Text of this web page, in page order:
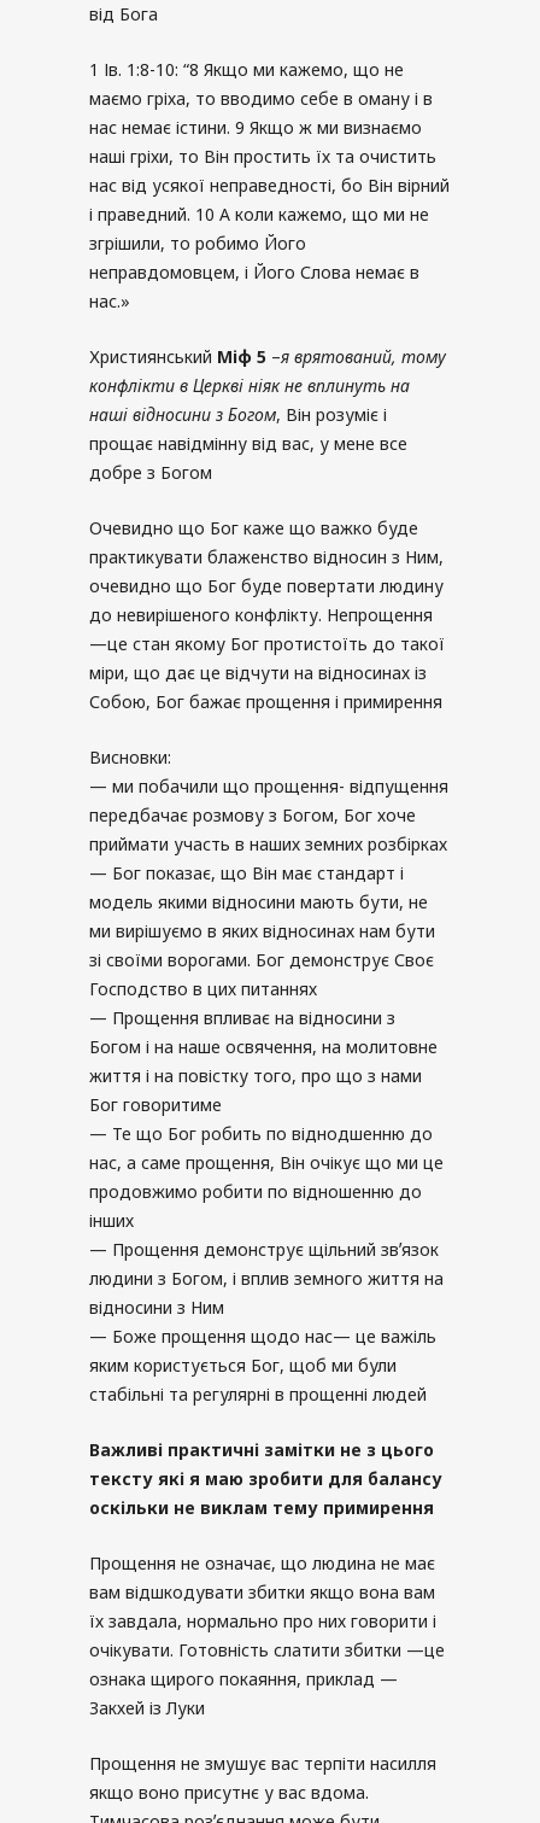
від Бога
1 Ів. 1:8-10: “8 Якщо ми кажемо, що не
маємо гріха, то вводимо себе в оману і в
нас немає істини. 9 Якщо ж ми визнаємо
наші гріхи, то Він простить їх та очистить
нас від усякої неправедності, бо Він вірний
і праведний. 10 А коли кажемо, що ми не
згрішили, то робимо Його
неправдомовцем, і Його Слова немає в
нас.»
Християнський Міф 5 –я врятований, тому
конфлікти в Церкві ніяк не вплинуть на
наші відносини з Богом, Він розуміє і
прощає навідмінну від вас, у мене все
добре з Богом
Очевидно що Бог каже що важко буде
практикувати блаженство відносин з Ним,
очевидно що Бог буде повертати людину
до невирішеного конфлікту. Непрощення
—це стан якому Бог протистоїть до такої
міри, що дає це відчути на відносинах із
Собою, Бог бажає прощення і примирення
Висновки:
— ми побачили що прощення- відпущення
передбачає розмову з Богом, Бог хоче
приймати участь в наших земних розбірках
— Бог показає, що Він має стандарт і
модель якими відносини мають бути, не
ми вирішуємо в яких відносинах нам бути
зі своїми ворогами. Бог демонструє Своє
Господство в цих питаннях
— Прощення впливає на відносини з
Богом і на наше освячення, на молитовне
життя і на повістку того, про що з нами
Бог говоритиме
— Те що Бог робить по віднодшенню до
нас, а саме прощення, Він очікує що ми це
продовжимо робити по відношенню до
інших
— Прощення демонструє щільний звʼязок
людини з Богом, і вплив земного життя на
відносини з Ним
— Боже прощення щодо нас— це важіль
яким користується Бог, щоб ми були
стабільні та регулярні в прощенні людей
Важливі практичні замітки не з цього
тексту які я маю зробити для балансу
оскільки не виклам тему примирення
Прощення не означає, що людина не має
вам відшкодувати збитки якщо вона вам
їх завдала, нормально про них говорити і
очікувати. Готовність слатити збитки —це
ознака щирого покаяння, приклад —
Закхей із Луки
Прощення не змушує вас терпіти насилля
якщо воно присутнє у вас вдома.